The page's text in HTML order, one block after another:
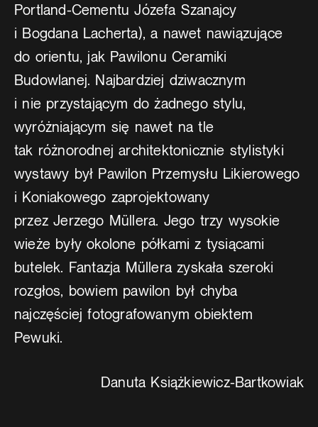
Portland-Cementu Józefa Szanajcy
i Bogdana Lacherta), a nawet nawiązujące
do orientu, jak Pawilonu Ceramiki
Budowlanej. Najbardziej dziwacznym
i nie przystającym do żadnego stylu,
wyróżniającym się nawet na tle
tak różnorodnej architektonicznie stylistyki
wystawy był Pawilon Przemysłu Likierowego
i Koniakowego zaprojektowany
przez Jerzego Müllera. Jego trzy wysokie
wieże były okolone półkami z tysiącami
butelek. Fantazja Müllera zyskała szeroki
rozgłos, bowiem pawilon był chyba
najczęściej fotografowanym obiektem
Pewuki.
Danuta Książkiewicz-Bartkowiak